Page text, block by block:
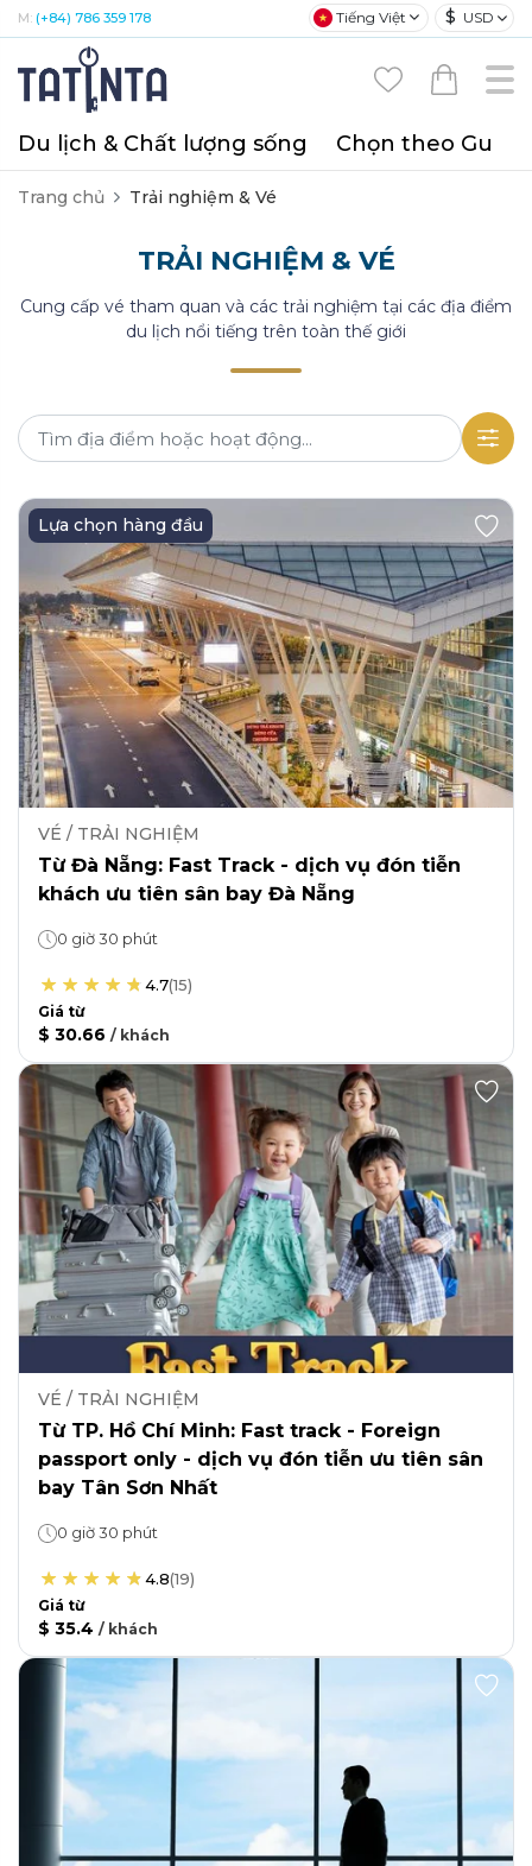
M: (+84) 786 359 178 Tiếng Việt $ USD
Du lịch & Chất lượng sống Chọn theo Gu
Trang chủ Trải nghiệm & Vé
TRẢI NGHIỆM & VÉ
Cung cấp vé tham quan và các trải nghiệm tại các địa điểm
du lịch nổi tiếng trên toàn thế giới
Lựa chọn hàng đầu
VÉ / TRẢI NGHIỆM
Từ Đà Nẵng: Fast Track - dịch vụ đón tiễn
khách ưu tiên sân bay Đà Nẵng
0 giờ 30 phút
4.7(15)
Giá từ
$ 30.66 / khách
VÉ / TRẢI NGHIỆM
Từ TP. Hồ Chí Minh: Fast track - Foreign
passport only - dịch vụ đón tiễn ưu tiên sân
bay Tân Sơn Nhất
0 giờ 30 phút
4.8(19)
Giá từ
$ 35.4 / khách